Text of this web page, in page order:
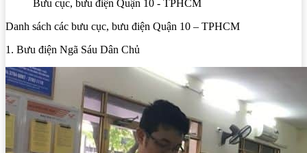
Bưu cục, bưu điện Quận 10 - TPHCM
Danh sách các bưu cục, bưu điện Quận 10 – TPHCM
1. Bưu điện Ngã Sáu Dân Chủ